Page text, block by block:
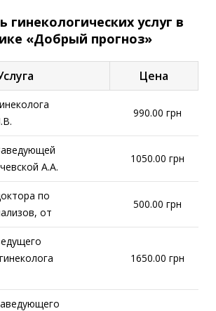
гинекологических услуг в
«Добрый прогноз»
Цена
990.00 грн
А.А.
1050.00 грн
по
от
500.00 грн
1650.00 грн